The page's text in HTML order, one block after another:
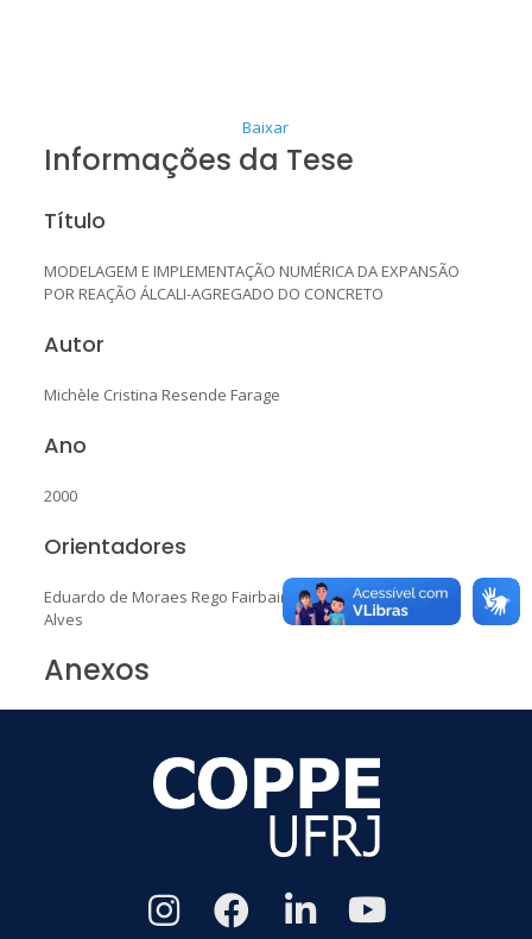
Baixar
Informações da Tese
Título
MODELAGEM E IMPLEMENTAÇÃO NUMÉRICA DA EXPANSÃO
POR REAÇÃO ÁLCALI-AGREGADO DO CONCRETO
Autor
Michèle Cristina Resende Farage
Ano
2000
Orientadores
Eduardo de Moraes Rego Fairbairn |José Luis Drummond
Alves
Anexos